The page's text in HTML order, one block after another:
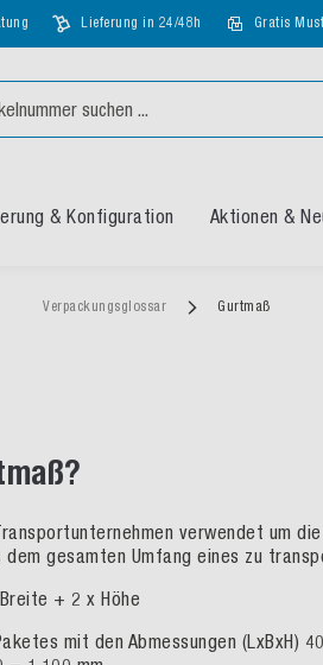
Lieferung in 24/48h Gratis
& Konfiguration Aktionen &
Verpackungsglossar Gurtmaß
verwendet um
gesamten Umfang eines zu
+ 2 x Höhe
mit den Abmessungen (LxBxH)